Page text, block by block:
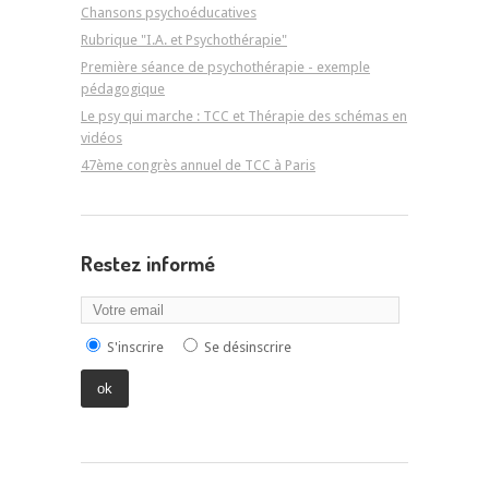
Chansons psychoéducatives
Rubrique "I.A. et Psychothérapie"
Première séance de psychothérapie - exemple
pédagogique
Le psy qui marche : TCC et Thérapie des schémas en
vidéos
47ème congrès annuel de TCC à Paris
Restez informé
S'inscrire Se désinscrire